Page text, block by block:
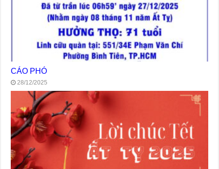
CÁO PHÓ
28/12/2025